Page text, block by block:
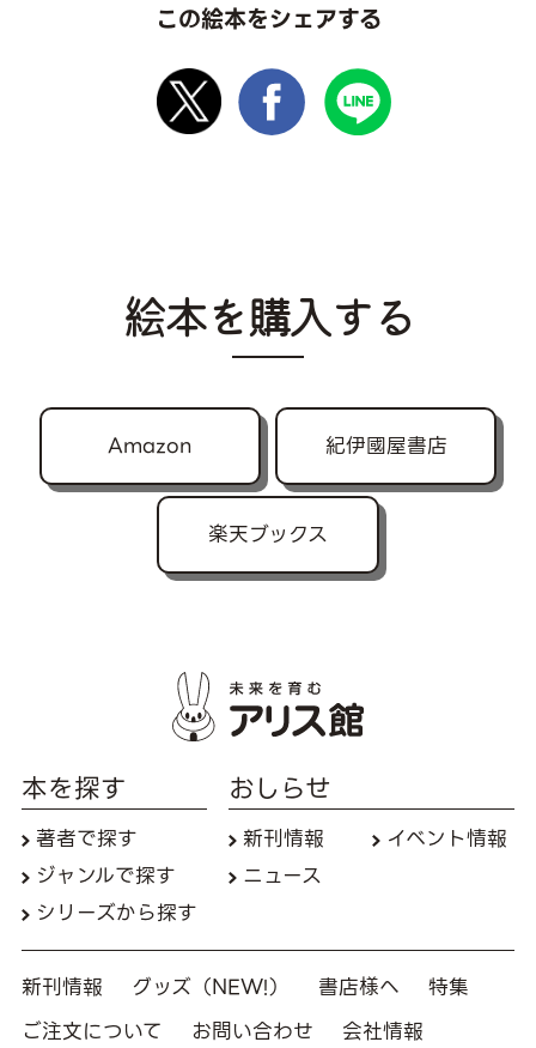
この絵本をシェアする
絵本を購入する
Amazon 紀伊國屋書店
楽天ブックス
本を探す
著者で探す
ジャンルで探す
シリーズから探す
おしらせ
新刊情報
イベント情報
ニュース
新刊情報 グッズ（NEW!） 書店様へ
特集
ご注文について
お問い合わせ 会社情報